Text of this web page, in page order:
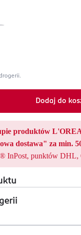
Dodaj do
produktów
dostawa" za min.
InPost, punktów DHL,